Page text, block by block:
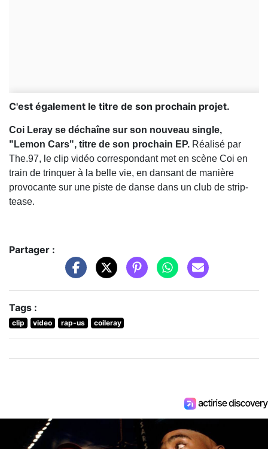
C'est également le titre de son prochain projet.
Coi Leray se déchaîne sur son nouveau single,
"Lemon Cars", titre de son prochain EP. Réalisé par
The.97, le clip vidéo correspondant met en scène Coi en
train de trinquer à la belle vie, en dansant de manière
provocante sur une piste de danse dans un club de strip-
tease.
Partager :
Tags :
clip video rap-us coileray